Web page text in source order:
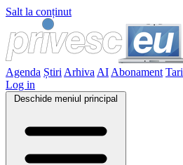
Salt la conținut
Agenda Știri Arhiva AI Abonament
Log in
Deschide meniul principal